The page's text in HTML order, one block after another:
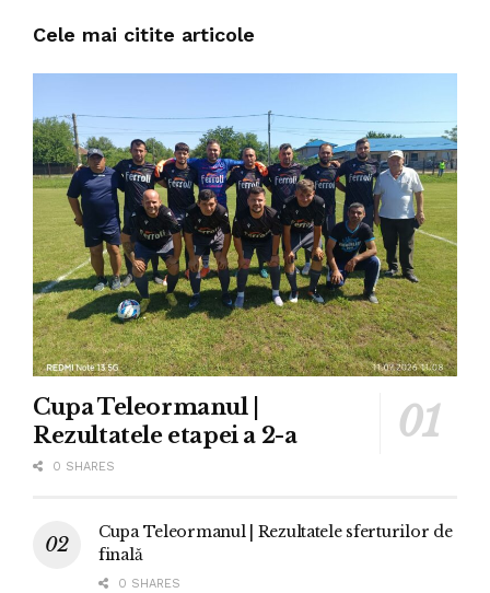
Cele mai citite articole
Cupa Teleormanul |
Rezultatele etapei a 2-a
0 SHARES
Cupa Teleormanul | Rezultatele sferturilor de
finală
0 SHARES